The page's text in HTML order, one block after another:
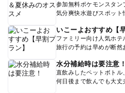
参加無料ポケモンスタン
気分爽快水遊びスポット
いこーよおすすめ【
ファミリー向け人気ホテ
旅行の予約は早めが断然
水分補給時は要注意！
直飲みしたペットボトル、
何日後まで飲んでも大丈